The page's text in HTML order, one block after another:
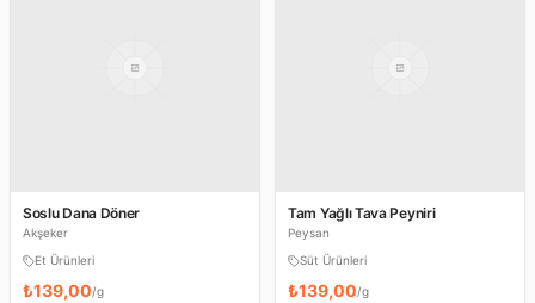
Soslu Dana Döner
Akşeker
Et Ürünleri
₺139,00/g
Tam Yağlı Tava Peyniri
Peysan
Süt Ürünleri
₺139,00/g